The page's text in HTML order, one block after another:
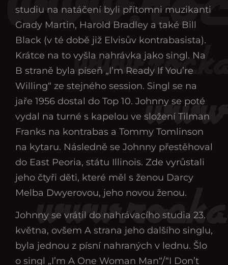
studiu na natáčení byli přítomni muzikanti
Grady Martin, Harold Bradley a také Bill
Black (v té době již Elvisův kontrabasista).
Krátce na to vyšla nahrávka jako singl. Na
B straně byla píseň „I’m Ready If You’re
Willing“ ze stejného session. Singl se na
jaře 1956 dostal do Top 10. Johnny se poté
vydal na turné s kapelou ve složení Tilman
Franks na kontrabas a Tommy Tomlinson
na kytaru. Následně se Johnny přestěhoval
do East Peoria, státu Illinois. Zde vyrůstali
jeho čtyři děti, které měl s ženou Darcy
Melba Dwyerovou, jeho novou ženou.
Johnny se vrátil do nahrávacího studia 23.
května, ovšem A strana jeho dalšího singlu,
byla jednou z písní nahraných v lednu. Šlo
o singl „I’m A One Woman Man“/“I Don’t